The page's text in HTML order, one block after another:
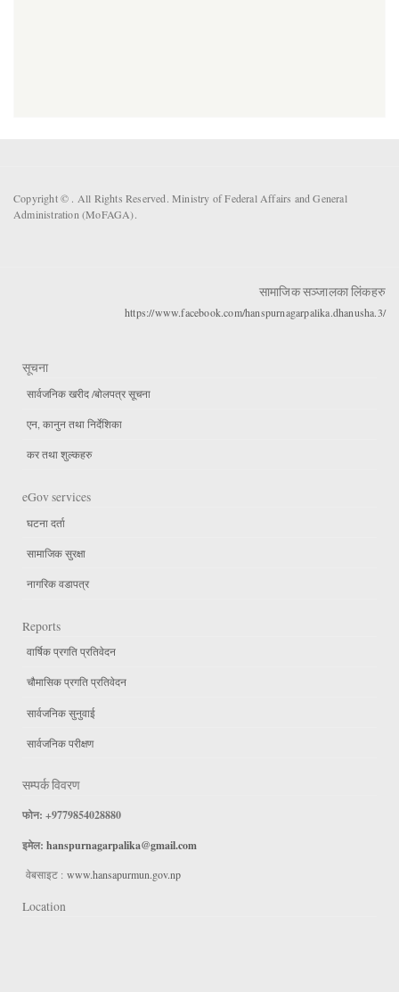
Copyright © . All Rights Reserved. Ministry of Federal Affairs and General
Administration (MoFAGA).
सामाजिक सञ्जालका लिंकहरु
https://www.facebook.com/hanspurnagarpalika.dhanusha.3/
सूचना
सार्वजनिक खरीद /बोलपत्र सूचना
एन, कानुन तथा निर्देशिका
कर तथा शुल्कहरु
eGov services
घटना दर्ता
सामाजिक सुरक्षा
नागरिक वडापत्र
Reports
वार्षिक प्रगति प्रतिवेदन
चौमासिक प्रगति प्रतिवेदन
सार्वजनिक सुनुवाई
सार्वजनिक परीक्षण
सम्पर्क विवरण
फोन: +9779854028880
इमेल: hanspurnagarpalika@gmail.com
वेबसाइट : www.hansapurmun.gov.np
Location